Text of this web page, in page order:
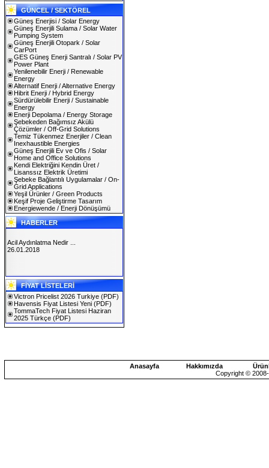
GÜNCEL / SEKTÖREL
Güneş Enerjisi / Solar Energy
Güneş Enerjili Sulama / Solar Water
Pumping System
Güneş Enerjili Otopark / Solar
CarPort
GES Güneş Enerji Santralı / Solar PV
Power Plant
Yenilenebilir Enerji / Renewable
Energy
Alternatif Enerji / Alternative Energy
Hibrit Enerji / Hybrid Energy
Sürdürülebilir Enerji / Sustainable
Energy
Enerji Depolama / Energy Storage
Şebekeden Bağımsız Akülü
Çözümler / Off-Grid Solutions
Temiz Tükenmez Enerjiler / Clean
Inexhaustible Energies
Güneş Enerjili Ev ve Ofis / Solar
Home and Office Solutions
Kendi Elektriğini Kendin Üret /
Lisanssız Elektrik Üretimi
Şebeke Bağlantılı Uygulamalar / On-
Grid Applications
Yeşil Ürünler / Green Products
Keşif Proje Geliştirme Tasarım
Energiewende / Enerji Dönüşümü
HABERLER
SOLAREX ISTANBUL 2019
30.01.2019
Acil Aydınlatma Nedir ...
26.01.2018
FİYAT LİSTELERİ
Victron Pricelist 2026 Turkiye (PDF)
Havensis Fiyat Listesi Yeni (PDF)
TommaTech Fiyat Listesi Haziran
2025 Türkçe (PDF)
Anasayfa Hakkımızda
Copyright ©